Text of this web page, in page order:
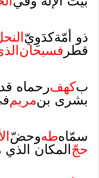
ذو أمّةكدَوِيّ
قطر فسبحان
بكهفرحماه قد
بشرى بنمريم
سمّاهطهوحضّ
حجّ المكان